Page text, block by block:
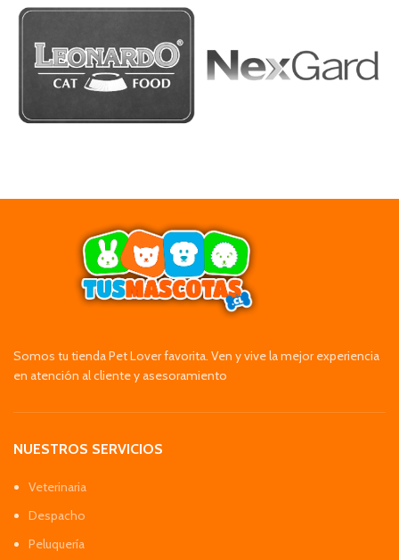
Somos tu tienda Pet Lover favorita. Ven y vive la mejor experiencia
en atención al cliente y asesoramiento
NUESTROS SERVICIOS
Veterinaria
Despacho
Peluquería